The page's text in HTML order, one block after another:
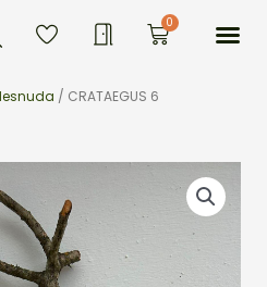
0Carrito
/ CRATAEGUS 6